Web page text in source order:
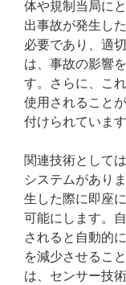
体や規制当局に
出事故が発生し
必要であり、適
は、事故の影響
す。さらに、こ
使用されること
付けられています
関連技術として
システムがあり
生した際に即座
可能にします。
されると自動的
を減少させるこ
は、センサー技